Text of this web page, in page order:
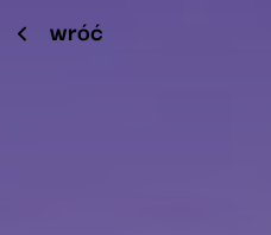
wróć